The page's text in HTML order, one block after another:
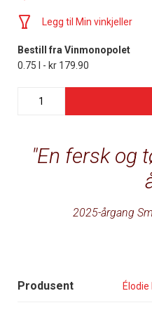
En fersk og
2025-årgang
Produsent Élodie
Legg til Min vinkjeller
Bestill fra Vinmonopolet
0.75 l - kr 179.90